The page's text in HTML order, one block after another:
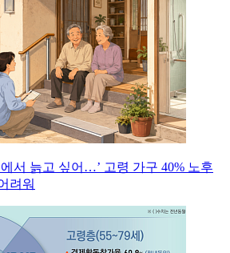
에서 늙고 싶어…’ 고령 가구 40% 노후
려워